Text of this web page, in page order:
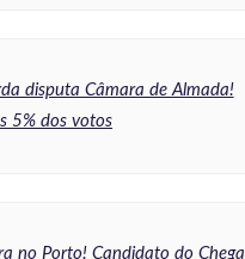
disputa Câmara de Almada!
5% dos votos
no Porto! Candidato do Chega